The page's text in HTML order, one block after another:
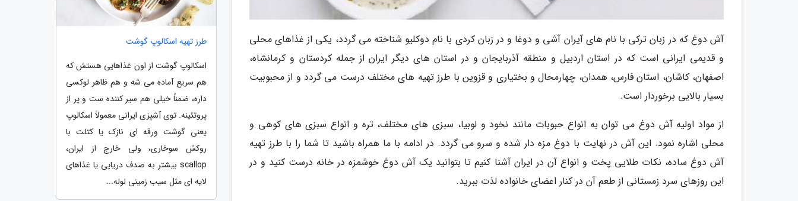
آش دوغ که در زبان ترکی با نام های آیران آشی و دوغا و در زبان کردی با نام دوکلیو شناخته می گردد، یکی از غذاهای محلی
و قدیمی ایرانی است که در استان اردبیل و منطقه آذربایجان و در استان های دیگر ایران از جمله کردستان و کرمانشاه،
اصفهان، کاشان، استان فارس، همدان، چهارمحال و بختیاری و قزوین با طرز تهیه های مختلف درست می گردد و از محبوبیت
بسیار بالایی برخوردار است.
از مواد اولیه آش دوغ می توان به انواع حبوبات مانند نخود و لوبیا، سبزی های مختلف، تره و انواع سبزی های کوهی و
محلی اشاره نمود. این آش در نهایت با دوغ مزه دار شده و سرو می گردد. در ادامه با ما همراه باشید تا شما را با طرز تهیه
آش دوغ ساده، نکات طلایی پخت و انواع آن در ایران آشنا کنیم تا بتوانید یک آش دوغ خوشمزه در خانه درست کنید و در
این روزهای سرد زمستانی از طعم آن در کنار اعضای خانواده لذت ببرید.
طرز تهیه اسکالوپ گوشت
اسکالوپ گوشت از اون غذاهایی هستش که
هم سریع آماده می شه و هم ظاهر لوکسی
داره، ضمناً خیلی هم سیر کننده ست و پر از
پروتئینه. توی آشپزی ایرانی معمولاً اسکالوپ
یعنی گوشت ورقه ای نازک یا کتلت با
روکش سوخاری، ولی خارج از ایران،
scallop بیشتر به صدف دریایی یا غذاهای
لایه ای مثل سیب زمینی لوله...